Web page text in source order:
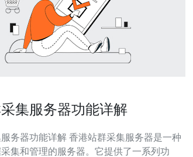
集服务器功能详解
香港站群采集服务器是一种
集和管理的服务器。它提供了一系列功